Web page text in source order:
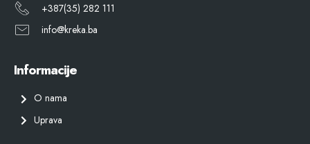
+387(35) 282 111
info@kreka.ba
Informacije
O nama
Uprava